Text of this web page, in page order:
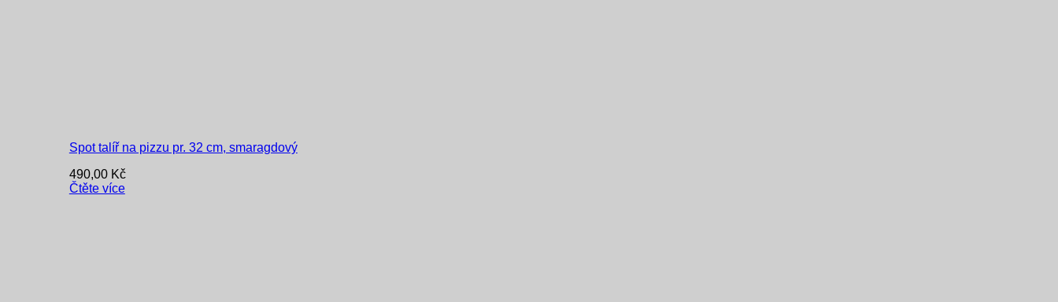
Spot talíř na pizzu pr. 32 cm, smaragdový
490,00 Kč
Čtěte více